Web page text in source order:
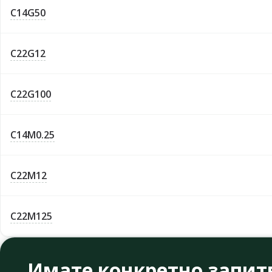
C14G50
C22G12
C22G100
C14M0.25
C22M12
C22M125